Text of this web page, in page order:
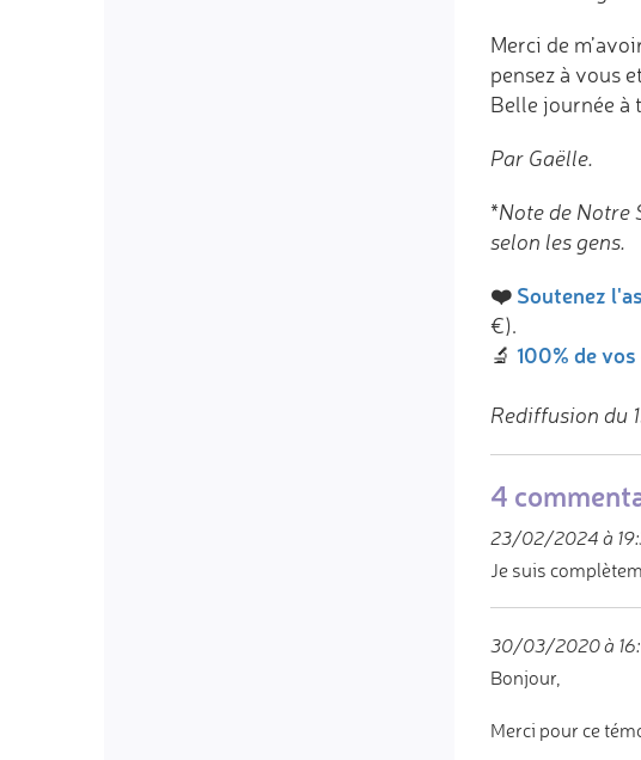
Merci de
pensez à vous
Belle journée à
Par Gaëlle.
*Note de Notre
selon les gens.
❤️ Soutenez
€).
🔬 100% de
Rediffusion du
4
23/02/2024 à
Je suis
30/03/2020 à
Bonjour,
Merci pour ce